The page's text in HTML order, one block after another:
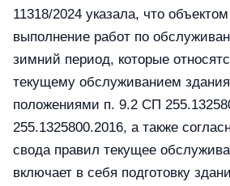
11318/2024 указала, что
выполнение работ по
зимний период, которые
текущему обслуживанием здания
положениями п. 9.2 СП
255.1325800.2016, а также
свода правил текущее
включает в себя подготовку